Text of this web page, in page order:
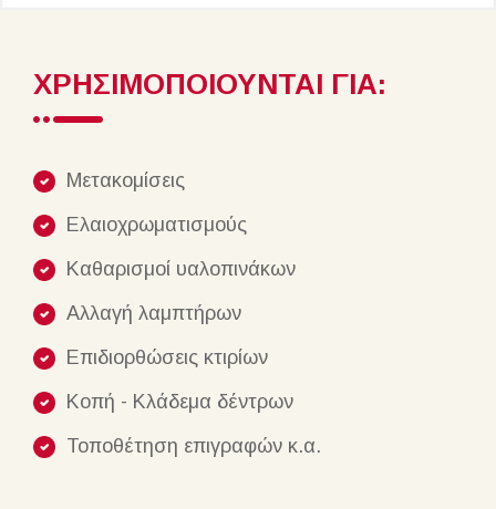
ΧΡΗΣΙΜΟΠΟΙΟΥΝΤΑΙ ΓΙΑ:
Μετακομίσεις
Ελαιοχρωματισμούς
Καθαρισμοί υαλοπινάκων
Αλλαγή λαμπτήρων
Επιδιορθώσεις κτιρίων
Κοπή - Κλάδεμα δέντρων
Τοποθέτηση επιγραφών κ.α.